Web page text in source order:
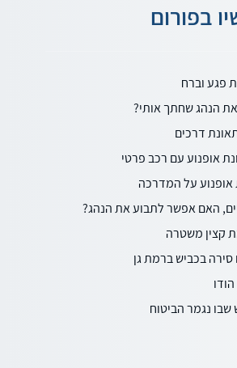
בפורום
פגע וברח
הנהג שחתך אותי?
דרכים
אופנוע עם רכב פרטי
על המדרכה
האם אפשר לתבוע את הנהג?
קצין משטרה
בכביש ברמת גן
נגמר הביטוח